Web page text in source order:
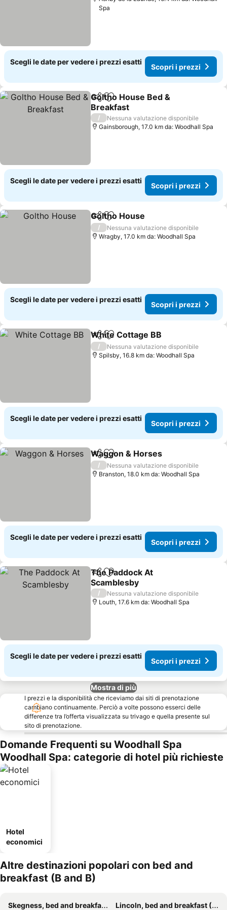
Spa
Scegli le date per vedere i prezzi esatti
Scopri i prezzi
CondividiAggiungi ai preferiti
Goltho House Bed &
Breakfast
Scopri i prezzi
/
Nessuna valutazione disponibile
Gainsborough, 17.0 km da: Woodhall Spa
Scegli le date per vedere i prezzi esatti
Scopri i prezzi
CondividiAggiungi ai preferiti
Goltho House
/
Nessuna valutazione disponibile
Wragby, 17.0 km da: Woodhall Spa
Scegli le date per vedere i prezzi esatti
Scopri i prezzi
CondividiAggiungi ai preferiti
White Cottage BB
/
Nessuna valutazione disponibile
Spilsby, 16.8 km da: Woodhall Spa
Scegli le date per vedere i prezzi esatti
Scopri i prezzi
CondividiAggiungi ai preferiti
Waggon & Horses
/
Nessuna valutazione disponibile
Branston, 18.0 km da: Woodhall Spa
Scegli le date per vedere i prezzi esatti
Scopri i prezzi
CondividiAggiungi ai preferiti
The Paddock At
Scamblesby
Scopri i prezzi
/
Nessuna valutazione disponibile
Louth, 17.6 km da: Woodhall Spa
Scegli le date per vedere i prezzi esatti
Scopri i prezzi
Mostra di più
I prezzi e la disponibilità che riceviamo dai siti di prenotazione
cambiano continuamente. Perciò a volte possono esserci delle
differenze tra l’offerta visualizzata su trivago e quella presente sul
sito di prenotazione.
Domande Frequenti su Woodhall Spa
Woodhall Spa: categorie di hotel più richieste
Hotel
economici
Altre destinazioni popolari con bed and
breakfast (B and B)
Skegness, bed and breakfast (B and B)
Lincoln, bed and breakfast (B and B)